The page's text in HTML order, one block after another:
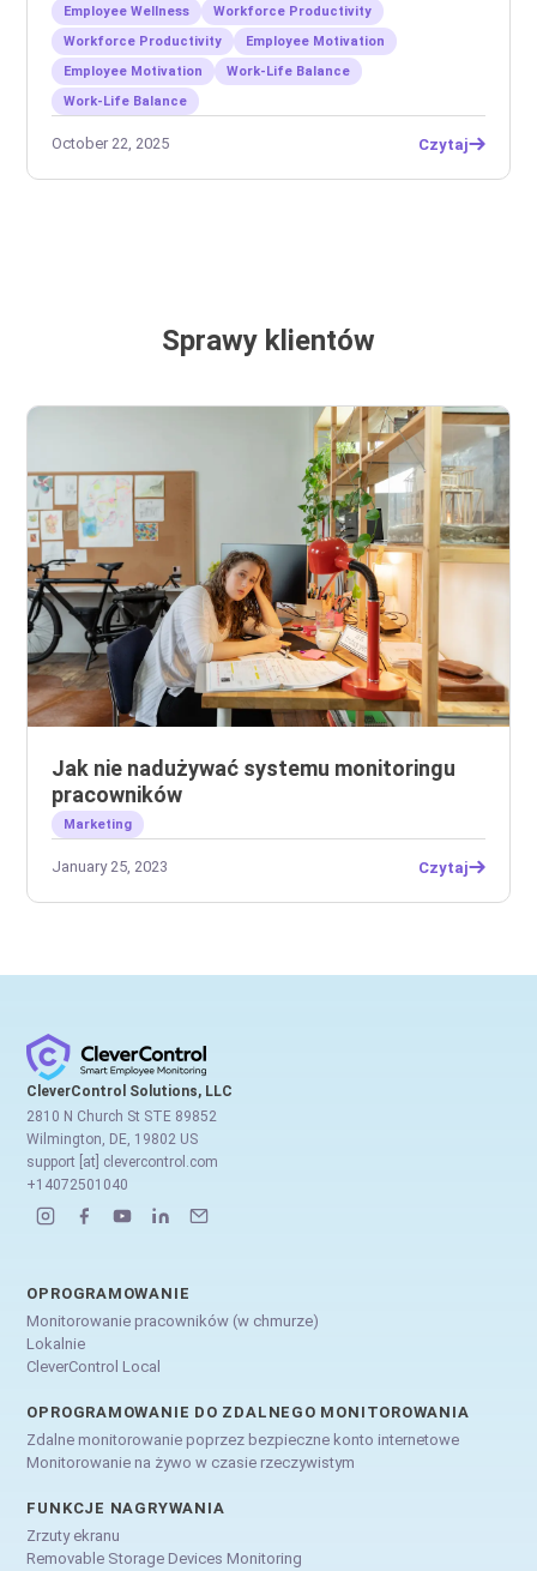
Employee Wellness
Workforce Productivity
Workforce Productivity
Employee Motivation
Employee Motivation
Work-Life Balance
Work-Life Balance
October 22, 2025 Czytaj
Sprawy klientów
Jak nie nadużywać systemu monitoringu
pracowników
Marketing
January 25, 2023 Czytaj
CleverControl Solutions, LLC
2810 N Church St STE 89852
Wilmington, DE, 19802 US
support [at] clevercontrol.com
+14072501040
OPROGRAMOWANIE
Monitorowanie pracowników (w chmurze)
Lokalnie
CleverControl Local
OPROGRAMOWANIE DO ZDALNEGO MONITOROWANIA
Zdalne monitorowanie poprzez bezpieczne konto internetowe
Monitorowanie na żywo w czasie rzeczywistym
FUNKCJE NAGRYWANIA
Zrzuty ekranu
Removable Storage Devices Monitoring